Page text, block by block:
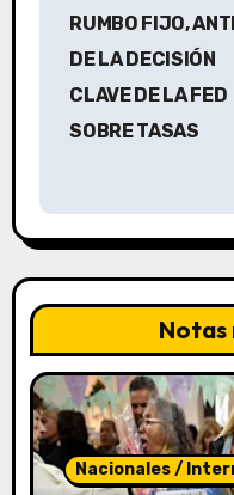
c
i
ó
n
d
e
RUMBO FIJO,
DE LA DECISIÓN
CLAVE DE LA FED
SOBRE TASAS
Notas
Nacionales /